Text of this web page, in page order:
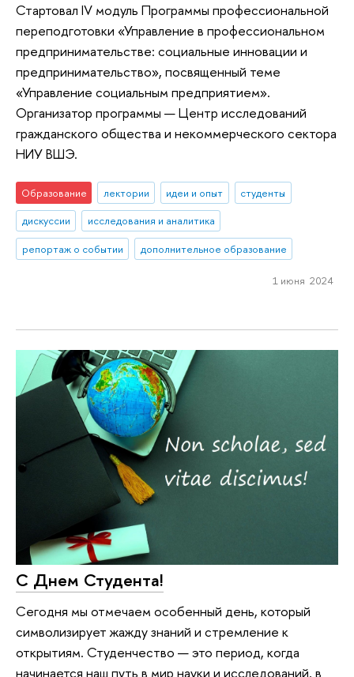
Стартовал IV модуль Программы профессиональной
переподготовки «Управление в профессиональном
предпринимательстве: социальные инновации и
предпринимательство», посвященный теме
«Управление социальным предприятием».
Организатор программы — Центр исследований
гражданского общества и некоммерческого сектора
НИУ ВШЭ.
Образование лектории идеи и опыт
студенты
дискуссии
исследования и аналитика
репортаж о событии
дополнительное образование
1 июня 2024
С Днем Студента!
Сегодня мы отмечаем особенный день, который
символизирует жажду знаний и стремление к
открытиям. Студенчество — это период, когда
начинается наш путь в мир науки и исследований, в